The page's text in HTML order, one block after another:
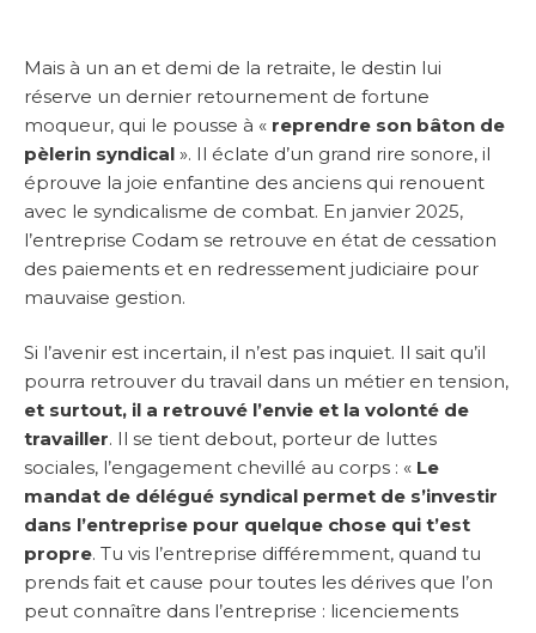
Mais à un an et demi de la retraite, le destin lui
réserve un dernier retournement de fortune
moqueur, qui le pousse à « reprendre son bâton de
pèlerin syndical ». Il éclate d’un grand rire sonore, il
éprouve la joie enfantine des anciens qui renouent
avec le syndicalisme de combat. En janvier 2025,
l’entreprise Codam se retrouve en état de cessation
des paiements et en redressement judiciaire pour
mauvaise gestion.
Si l’avenir est incertain, il n’est pas inquiet. Il sait qu’il
pourra retrouver du travail dans un métier en tension,
et surtout, il a retrouvé l’envie et la volonté de
travailler. Il se tient debout, porteur de luttes
sociales, l’engagement chevillé au corps : « Le
mandat de délégué syndical permet de s’investir
dans l’entreprise pour quelque chose qui t’est
propre. Tu vis l’entreprise différemment, quand tu
prends fait et cause pour toutes les dérives que l’on
peut connaître dans l’entreprise : licenciements